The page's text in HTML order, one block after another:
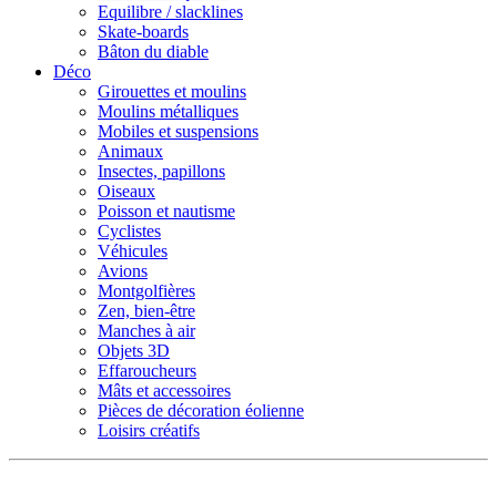
Equilibre / slacklines
Skate-boards
Bâton du diable
Déco
Girouettes et moulins
Moulins métalliques
Mobiles et suspensions
Animaux
Insectes, papillons
Oiseaux
Poisson et nautisme
Cyclistes
Véhicules
Avions
Montgolfières
Zen, bien-être
Manches à air
Objets 3D
Effaroucheurs
Mâts et accessoires
Pièces de décoration éolienne
Loisirs créatifs